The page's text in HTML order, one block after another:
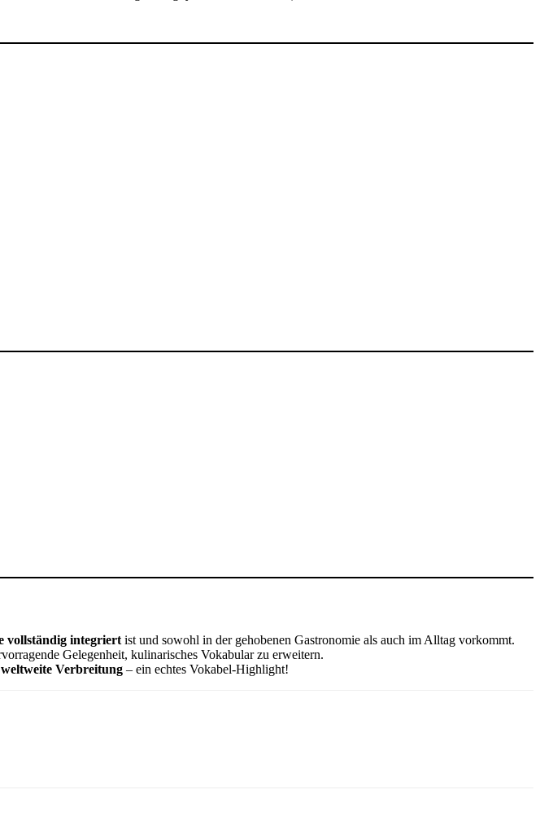
vollständig integriert ist und sowohl in der gehobenen Gastronomie als auch im Alltag vorkommt.
Gelegenheit, kulinarisches Vokabular zu erweitern.
weltweite Verbreitung – ein echtes Vokabel-Highlight!